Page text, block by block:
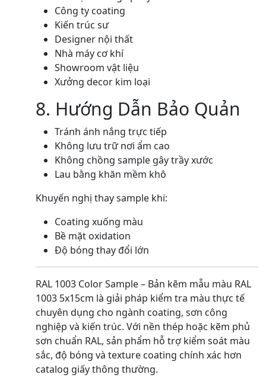
Công ty coating
Kiến trúc sư
Designer nội thất
Nhà máy cơ khí
Showroom vật liệu
Xưởng decor kim loại
8. Hướng Dẫn Bảo Quản
Tránh ánh nắng trực tiếp
Không lưu trữ nơi ẩm cao
Không chồng sample gây trầy xước
Lau bằng khăn mềm khô
Khuyến nghị thay sample khi:
Coating xuống màu
Bề mặt oxidation
Độ bóng thay đổi lớn
RAL 1003 Color Sample – Bản kẽm mẫu màu RAL
1003 5x15cm là giải pháp kiểm tra màu thực tế
chuyên dụng cho ngành coating, sơn công
nghiệp và kiến trúc. Với nền thép hoặc kẽm phủ
sơn chuẩn RAL, sản phẩm hỗ trợ kiểm soát màu
sắc, độ bóng và texture coating chính xác hơn
catalog giấy thông thường.